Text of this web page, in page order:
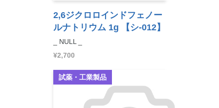
2,6ジクロロインドフェノー
ルナトリウム 1g 【シ-012】
_ NULL _
¥2,700
試薬・工業製品